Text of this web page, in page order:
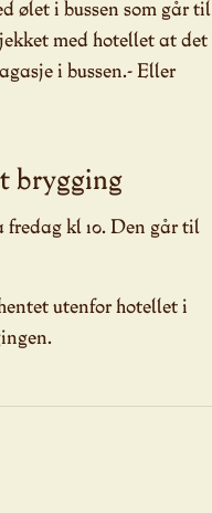
ølet i bussen som går til
med hotellet at det
i bussen.- Eller
brygging
kl 10. Den går til
utenfor hotellet i